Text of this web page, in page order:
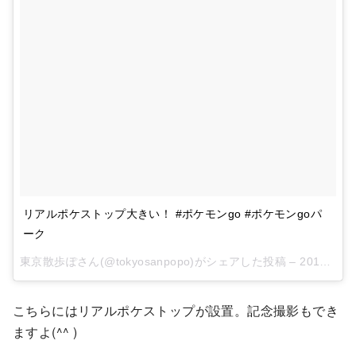
リアルポケストップ大きい！ #ポケモンgo #ポケモンgoパ
ーク
東京散歩ぽさん(@tokyosanpopo)がシェアした投稿 – 2017 8月 9 10:48午後 PDT
こちらにはリアルポケストップが設置。記念撮影もでき
ますよ(^^ )